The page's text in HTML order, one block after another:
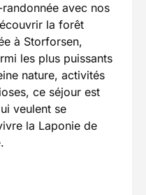
avec nos
la forêt
à Storforsen,
les plus puissants
nature, activités
ce séjour est
veulent se
la Laponie de